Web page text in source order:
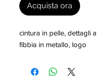
Acquista ora
cintura in pelle, dettagli
fibbia in metallo, logo